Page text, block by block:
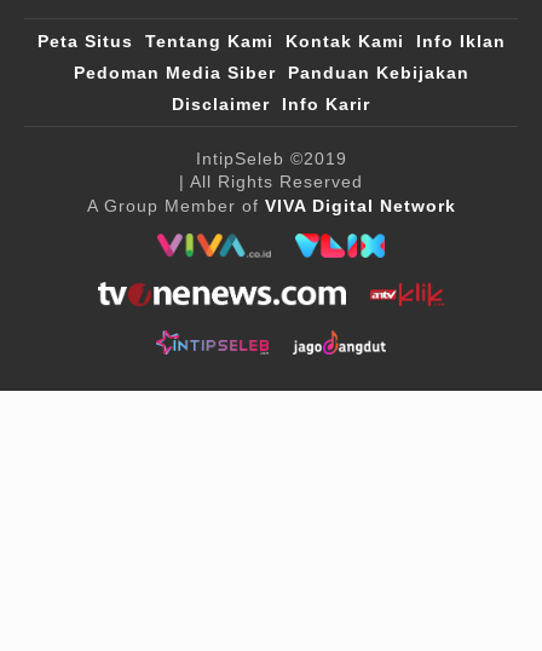
Peta Situs Tentang Kami Kontak Kami
Info Iklan
Pedoman Media Siber
Panduan Kebijakan
Disclaimer
Info Karir
IntipSeleb ©2019
| All Rights Reserved
A Group Member of VIVA Digital Network